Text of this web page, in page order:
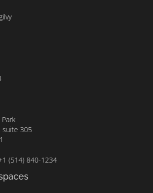
suite 305
(514) 840-1234